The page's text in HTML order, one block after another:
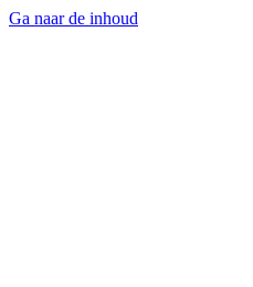
Ga naar de inhoud